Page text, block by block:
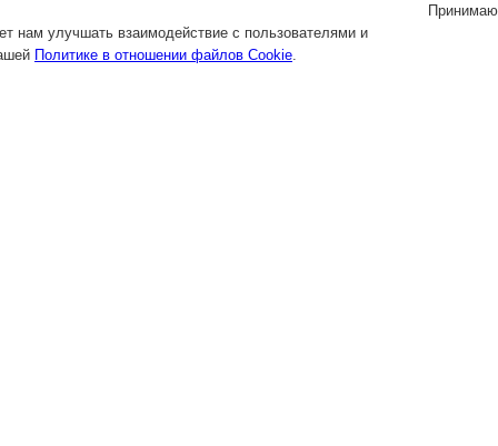
нам улучшать взаимодействие с пользователями и
Политике в отношении файлов Cookie.
Принимаю